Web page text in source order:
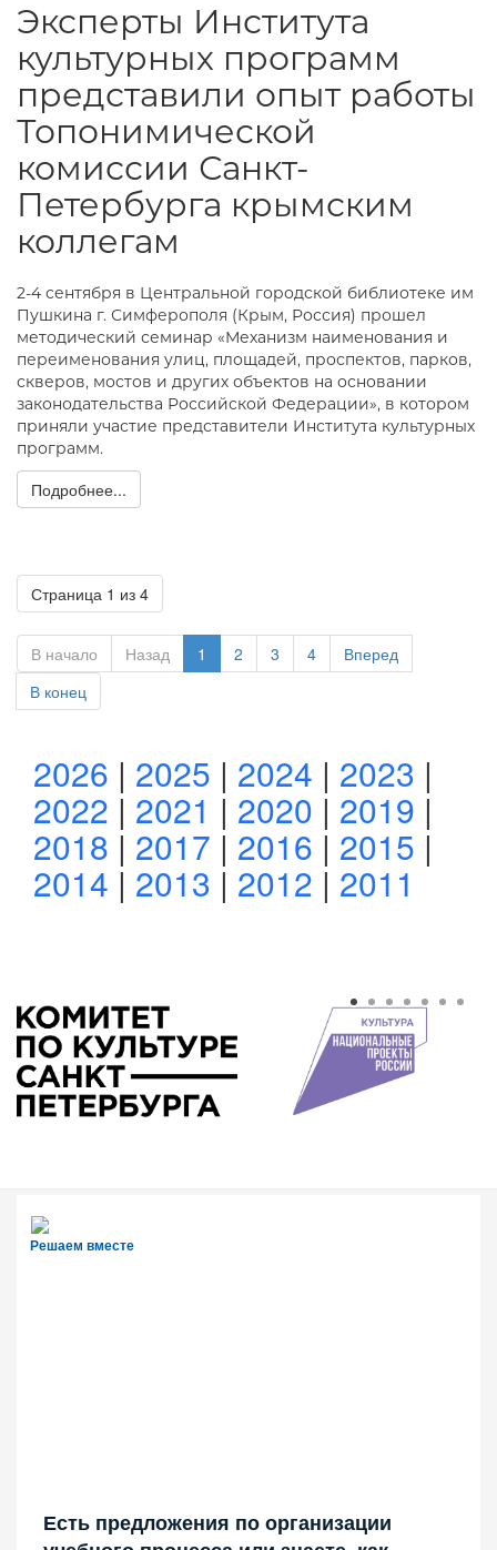
Эксперты Института
культурных программ
представили опыт работы
Топонимической
комиссии Санкт-
Петербурга крымским
коллегам
2-4 сентября в Центральной городской библиотеке им
Пушкина г. Симферополя (Крым, Россия) прошел
методический семинар «Механизм наименования и
переименования улиц, площадей, проспектов, парков,
скверов, мостов и других объектов на основании
законодательства Российской Федерации», в котором
приняли участие представители Института культурных
программ.
Подробнее...
Страница 1 из 4
В начало Назад 1 2 3 4
Вперед
В конец
2026 | 2025 | 2024 | 2023 |
2022 | 2021 | 2020 | 2019 |
2018 | 2017 | 2016 | 2015 |
2014 | 2013 | 2012 | 2011
Решаем вместе
Есть предложения по организации